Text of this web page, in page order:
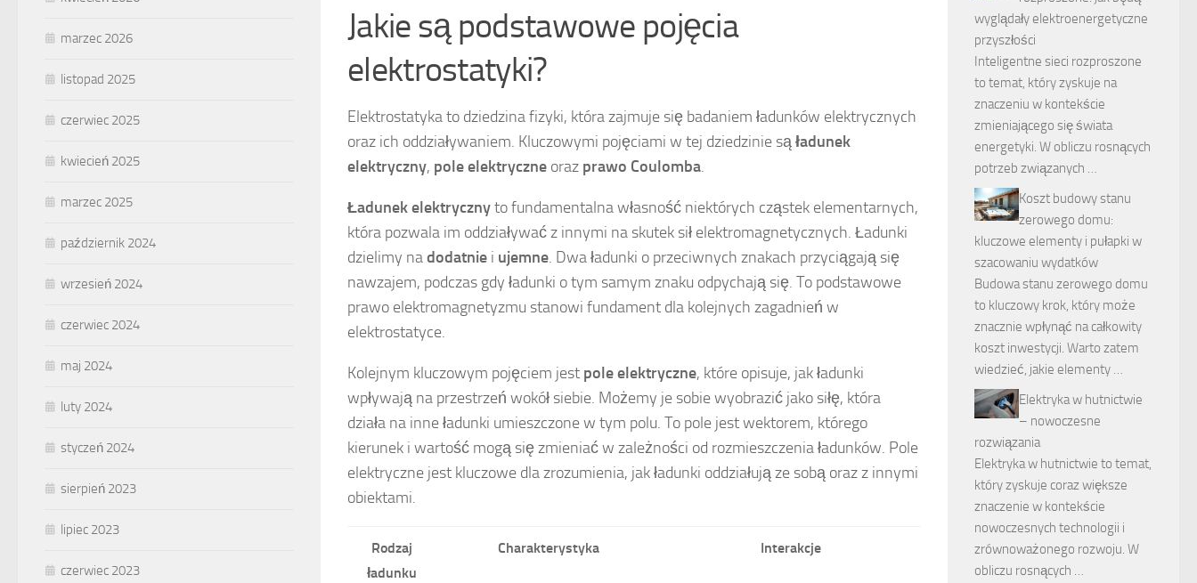
Jakie są podstawowe pojęcia
elektrostatyki?
Elektrostatyka to dziedzina fizyki, która zajmuje się badaniem ładunków elektrycznych
oraz ich oddziaływaniem. Kluczowymi pojęciami w tej dziedzinie sąładunek
elektryczny, pole elektryczne oraz prawo Coulomba.
Ładunek elektrycznyto fundamentalna własność niektórych cząstek elementarnych,
która pozwala im oddziaływać z innymi na skutek sił elektromagnetycznych. Ładunki
dzielimy nadodatnie i ujemne. Dwa ładunki o przeciwnych znakach przyciągają się
nawzajem, podczas gdy ładunki o tym samym znaku odpychają się. To podstawowe
prawo elektromagnetyzmu stanowi fundament dla kolejnych zagadnień w
elektrostatyce.
Kolejnym kluczowym pojęciem jest pole elektryczne, które opisuje, jak ładunki
wpływają na przestrzeń wokół siebie. Możemy je sobie wyobrazić jako siłę, która
działa na inne ładunki umieszczone w tym polu. To pole jest wektorem, którego
kierunek i wartość mogą się zmieniać w zależności od rozmieszczenia ładunków. Pole
elektryczne jest kluczowe dla zrozumienia, jak ładunki oddziałują ze sobą oraz z innymi
obiektami.
Rodzaj
ładunku
Charakterystyka Interakcje
marzec 2026
listopad 2025
czerwiec 2025
kwiecień 2025
marzec 2025
październik 2024
wrzesień 2024
czerwiec 2024
maj 2024
luty 2024
styczeń 2024
sierpień 2023
lipiec 2023
czerwiec 2023
wyglądały elektroenergetyczne
przyszłości
Inteligentne sieci rozproszone
to temat, który zyskuje na
znaczeniu w kontekście
zmieniającego się świata
energetyki. W obliczu rosnących
potrzeb związanych …
Koszt budowy stanu
zerowego domu:
kluczowe elementy i pułapki w
szacowaniu wydatków
Budowa stanu zerowego domu
to kluczowy krok, który może
znacznie wpłynąć na całkowity
koszt inwestycji. Warto zatem
wiedzieć, jakie elementy …
Elektryka w hutnictwie
– nowoczesne
rozwiązania
Elektryka w hutnictwie to temat,
który zyskuje coraz większe
znaczenie w kontekście
nowoczesnych technologii i
zrównoważonego rozwoju. W
obliczu rosnących …